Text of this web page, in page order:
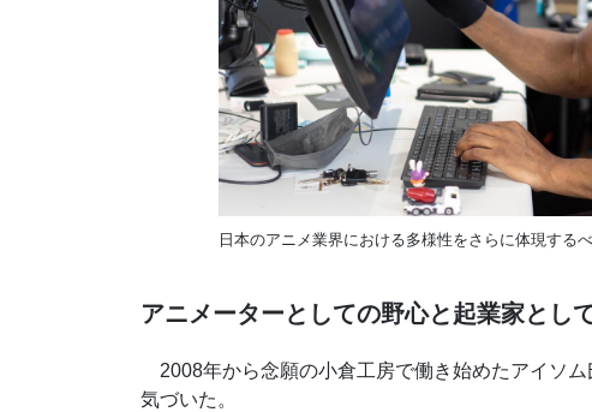
日本のアニメ業界における多様性をさらに体現する
アニメーターとしての野心と起業家とし
2008年から念願の小倉工房で働き始めたアイソ
気づいた。